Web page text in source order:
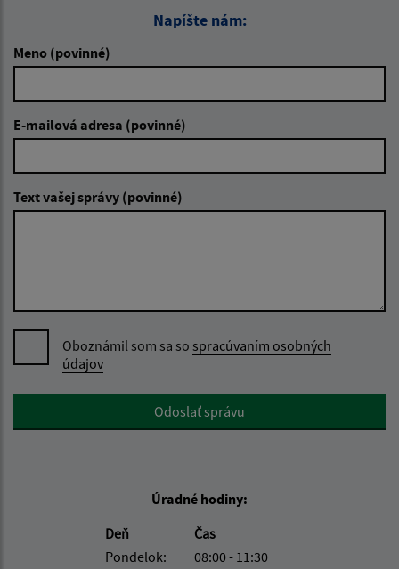
Napíšte nám:
Meno (povinné)
E-mailová adresa (povinné)
Text vašej správy (povinné)
Oboznámil som sa so spracúvaním osobných
údajov
Google reCaptcha ResponseOdoslať správu
Úradné hodiny:
Deň
Čas
Pondelok:
08:00 - 11:30